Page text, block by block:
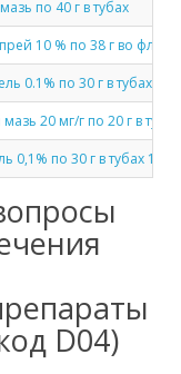
по 40 г в тубах
10 % по 38 г во
0.1% по 30 г в тубах
20 мг/г по 20 г в тубах
0,1% по 30 г в тубах 1 шт.
D04)